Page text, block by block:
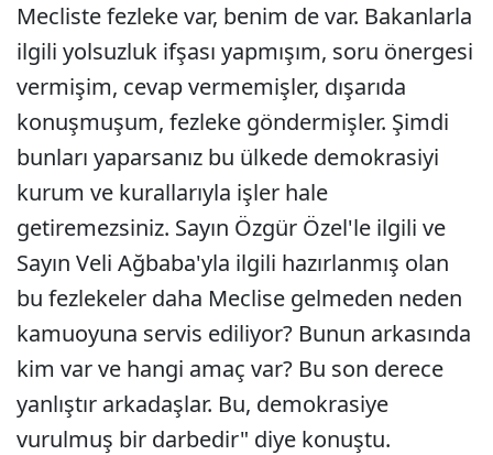
Mecliste fezleke var, benim de var. Bakanlarla
ilgili yolsuzluk ifşası yapmışım, soru önergesi
vermişim, cevap vermemişler, dışarıda
konuşmuşum, fezleke göndermişler. Şimdi
bunları yaparsanız bu ülkede demokrasiyi
kurum ve kurallarıyla işler hale
getiremezsiniz. Sayın Özgür Özel'le ilgili ve
Sayın Veli Ağbaba'yla ilgili hazırlanmış olan
bu fezlekeler daha Meclise gelmeden neden
kamuoyuna servis ediliyor? Bunun arkasında
kim var ve hangi amaç var? Bu son derece
yanlıştır arkadaşlar. Bu, demokrasiye
vurulmuş bir darbedir" diye konuştu.